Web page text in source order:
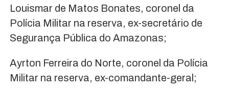
Louismar de Matos Bonates, coronel da
Polícia Militar na reserva, ex-secretário de
Segurança Pública do Amazonas;
Ayrton Ferreira do Norte, coronel da Polícia
Militar na reserva, ex-comandante-geral;